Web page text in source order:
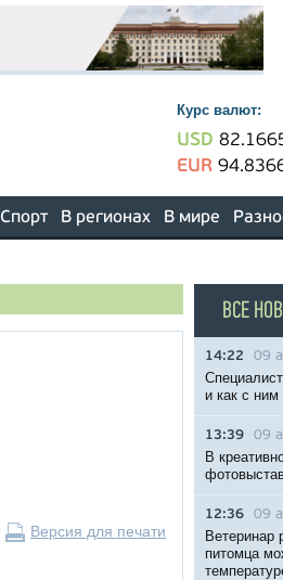
Курс валют:
USD
EUR
Спорт В регионах В мире
Версия для печати
ВСЕ
14:22 09
и как с ним
13:39 09
В
12:36 09
Ветеринар
питомца